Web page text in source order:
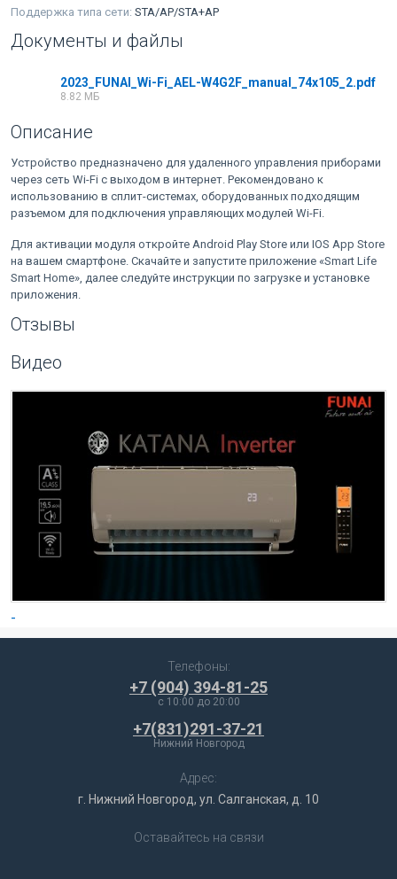
Поддержка типа сети: STA/AP/STA+AP
Документы и файлы
2023_FUNAI_Wi-Fi_AEL-W4G2F_manual_74x105_2.pdf
8.82 МБ
Описание
Устройство предназначено для удаленного управления приборами
через сеть Wi-Fi с выходом в интернет. Рекомендовано к
использованию в сплит-системах, оборудованных подходящим
разъемом для подключения управляющих модулей Wi-Fi.
Для активации модуля откройте Android Play Store или IOS App Store
на вашем смартфоне. Скачайте и запустите приложение «Smart Life
Smart Home», далее следуйте инструкции по загрузке и установке
приложения.
Отзывы
Видео
-
Телефоны:
+7 (904) 394-81-25
c 10:00 до 20:00
+7(831)291-37-21
Нижний Новгород
Адрес:
г. Нижний Новгород, ул. Салганская, д. 10
Оставайтесь на связи